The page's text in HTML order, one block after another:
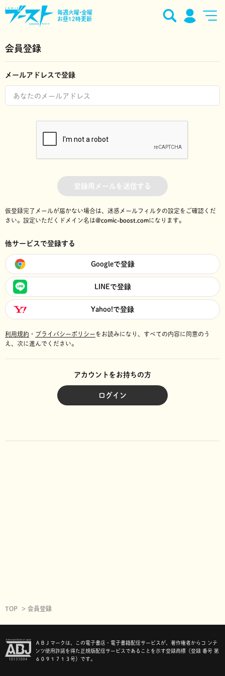
毎週火曜•金曜
お昼12時更新
会員登録
メールアドレスで登録
登録用メールを送信する
仮登録完了メールが届かない場合は、迷惑メールフィルタの設定をご確認くだ
さい。 設定いただくドメイン名は@comic-boost.comになります。
他サービスで登録する
Googleで登録
LINEで登録
Yahoo!で登録
利用規約 ・ プライバシーポリシーをお読みになり、 すべての内容に同意のう
え、次に進んでください。
アカウントをお持ちの方
ログイン
TOP 会員登録
ＡＢＪマークは、この電子書店・電子書籍配信サービスが、著作権者からコ ンテ
ンツ使用許諾を得た正規版配信サービスであることを示す登録商標（登録 番号 第
６０９１７１３号）です。